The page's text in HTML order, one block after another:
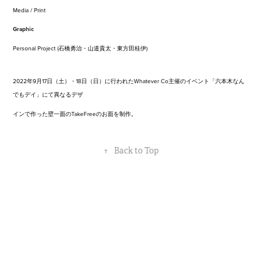
Media / Print
Graphic
Personal Project (石橋勇治・山道貴太・東方田桂伊)
2022年9月17日（土）・18日（日）に行われたWhatever Co主催のイベント「六本木なん
でもデイ」にて異なるデザ
インで作った壁一面のTakeFreeのお面を制作。
↑ Back to Top